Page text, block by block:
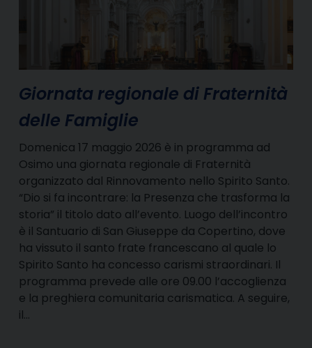
Giornata regionale di Fraternità
delle Famiglie
Domenica 17 maggio 2026 è in programma ad
Osimo una giornata regionale di Fraternità
organizzato dal Rinnovamento nello Spirito Santo.
“Dio si fa incontrare: la Presenza che trasforma la
storia” il titolo dato all’evento. Luogo dell’incontro
è il Santuario di San Giuseppe da Copertino, dove
ha vissuto il santo frate francescano al quale lo
Spirito Santo ha concesso carismi straordinari. Il
programma prevede alle ore 09.00 l’accoglienza
e la preghiera comunitaria carismatica. A seguire,
il…